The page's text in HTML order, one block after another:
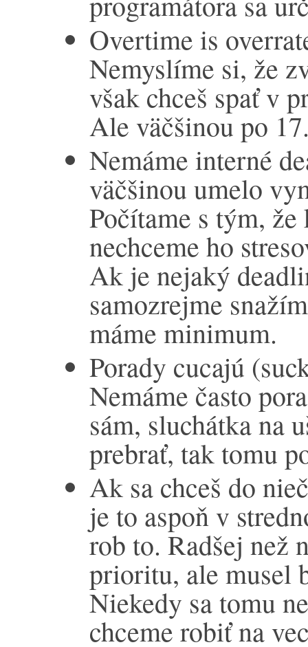
Overtime is
Nemyslíme si, že
však chceš spať v
Ale väčšinou po
Nemáme interné
väčšinou umelo
Počítame s tým,
nechceme ho
Ak je nejaký
samozrejme
máme minimum.
Porady cucajú
Nemáme často
sám, sluchátka na
prebrať, tak tomu
Ak sa chceš do
je to aspoň v
rob to. Radšej než
prioritu, ale musel
Niekedy sa tomu
chceme robiť na